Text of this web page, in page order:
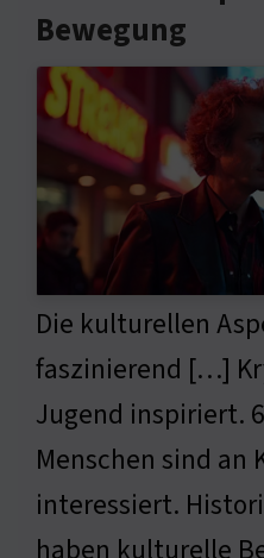
Bewegung
Die kulturellen
faszinierend […]
Jugend inspiriert.
Menschen sind an
interessiert.